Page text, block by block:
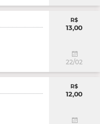
R$
13,00
22/02
R$
12,00